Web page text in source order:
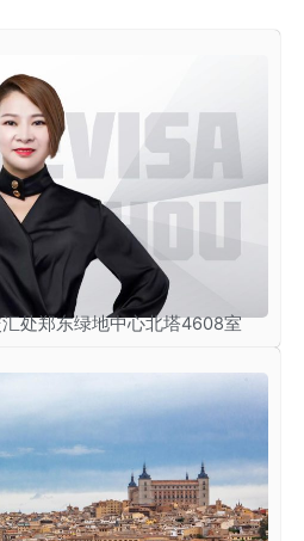
处郑东绿地中心北塔4608室